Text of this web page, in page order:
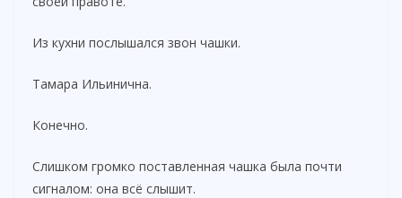
Из кухни послышался звон чашки.
Тамара Ильинична.
Конечно.
Слишком громко поставленная чашка была почти
сигналом: она всё слышит.